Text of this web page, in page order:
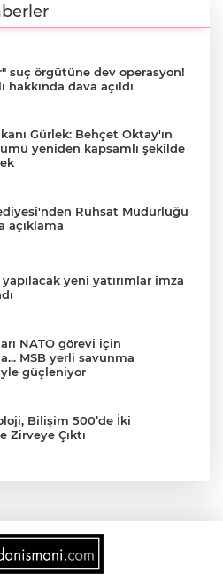
suç örgütüne dev operasyon!
hakkında dava açıldı
Gürlek: Behçet Oktay'ın
yeniden kapsamlı şekilde
Ruhsat Müdürlüğü
açıklama
yeni yatırımlar imza
NATO görevi için
MSB yerli savunma
güçleniyor
Bilişim 500’de İki
Zirveye Çıktı
ilgilendiriyor... Emekli
ödemeleri 7 Ağustos'ta